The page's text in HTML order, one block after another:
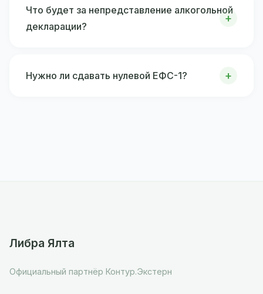
Что будет за непредставление алкогольной
декларации?
Нужно ли сдавать нулевой ЕФС-1?
Либра Ялта
Официальный партнёр Контур.Экстерн